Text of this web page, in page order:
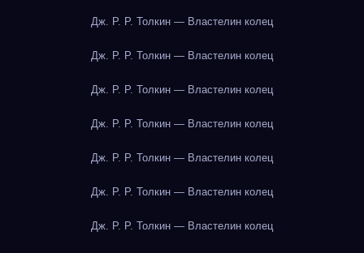
Дж. Р. Р. Толкин — Властелин колец
Дж. Р. Р. Толкин — Властелин колец
Дж. Р. Р. Толкин — Властелин колец
Дж. Р. Р. Толкин — Властелин колец
Дж. Р. Р. Толкин — Властелин колец
Дж. Р. Р. Толкин — Властелин колец
Дж. Р. Р. Толкин — Властелин колец